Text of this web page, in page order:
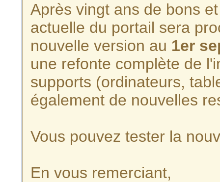
Après vingt ans de bons
actuelle du portail sera
nouvelle version au 1er
une refonte complète de
supports (ordinateurs,
également de nouvelles
Vous pouvez tester la
En vous remerciant,